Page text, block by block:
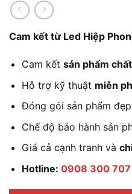
Cam kết từ Led Hiệp
Cam kết sản phẩm
Hỗ trợ kỹ thuật miễn
Đóng gói sản phẩm
Chế độ bảo hành sản
Giá cả cạnh tranh và
Hotline: 0908 300 707